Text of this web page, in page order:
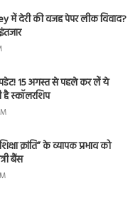
में देरी की वजह पेपर लीक विवाद?
15 अगस्त से पहले कर लें ये
स्कॉलरशिप
क्रांति” के व्यापक प्रभाव को
बैंस